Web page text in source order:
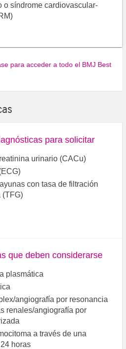
o síndrome cardiovascular-
para acceder a todo el BMJ Best
para solicitar
urinario (CACu)
con tasa de filtración
(TFG)
que deben considerarse
plasmática
angiografía por resonancia
renales/angiografía por
a través de una
horas